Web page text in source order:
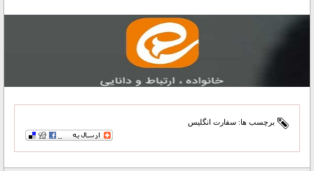
برچسب ها: سفارت انگلیس